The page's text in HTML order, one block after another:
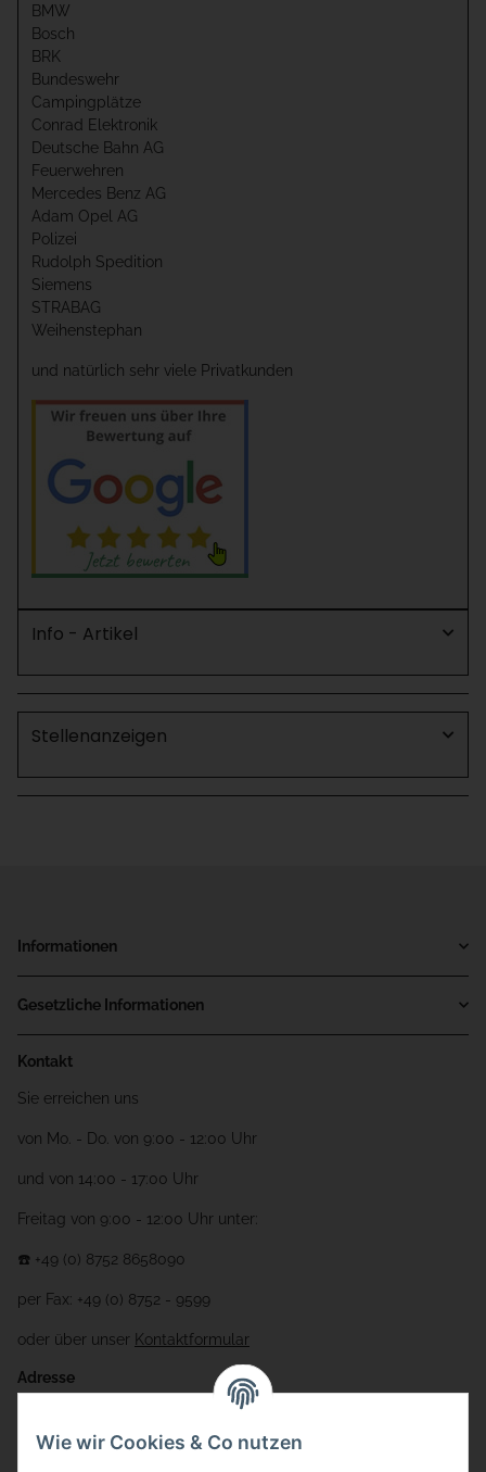
BMW
Bosch
BRK
Bundeswehr
Campingplätze
Conrad Elektronik
Deutsche Bahn AG
Feuerwehren
Mercedes Benz AG
Adam Opel AG
Polizei
Rudolph Spedition
Siemens
STRABAG
Weihenstephan
und natürlich sehr viele Privatkunden
Info - Artikel
Stellenanzeigen
Informationen
Gesetzliche Informationen
Kontakt
Sie erreichen uns
von Mo. - Do. von 9:00 - 12:00 Uhr
und von 14:00 - 17:00 Uhr
Freitag von 9:00 - 12:00 Uhr unter:
☎️ +49 (0) 8752 8658090
per Fax: +49 (0) 8752 - 9599
oder über unser Kontaktformular
Adresse
Gewerbering 17
Wie wir Cookies & Co nutzen